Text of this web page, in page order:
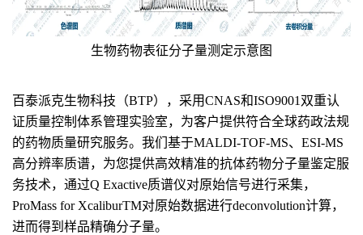
生物药物表征分子量测定示意图
百泰派克生物科技 （BTP） ， 采用CNAS和ISO9001 双重认
证质量控制体系管理实验室，为客户提供符合全球药政法规
的药物质量研究服务。 我们 基于MALDI-TOF-MS、ESI-MS
高分辨率质谱， 为您提供高效精准的抗体药物分子量鉴定服
务技术， 通过Q Exactive质谱仪对原始信号进行采集，
ProMass for XcaliburTM对原始数据进行deconvolution计算，
进而得到样品精确分子量。